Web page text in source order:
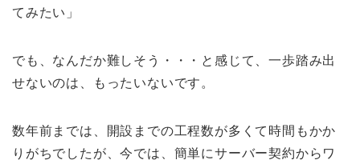
てみたい」
でも、なんだか難しそう・・・と感じて、一歩踏み出
せないのは、もったいないです。
数年前までは、開設までの工程数が多くて時間もかか
りがちでしたが、今では、簡単にサーバー契約からワ